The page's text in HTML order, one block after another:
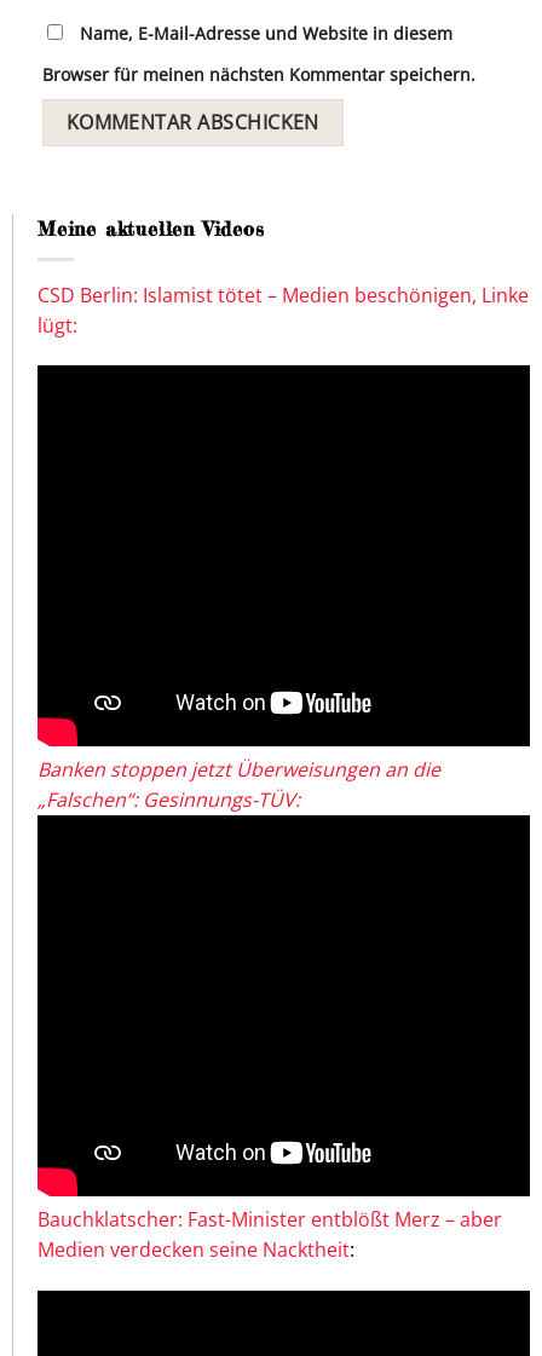
Name, E-Mail-Adresse und Website in diesem
Browser für meinen nächsten Kommentar speichern.
Meine aktuellen Videos
CSD Berlin: Islamist tötet – Medien beschönigen, Linke
lügt:
Banken stoppen jetzt Überweisungen an die
„Falschen“: Gesinnungs-TÜV:
Bauchklatscher: Fast-Minister entblößt Merz – aber
Medien verdecken seine Nacktheit: